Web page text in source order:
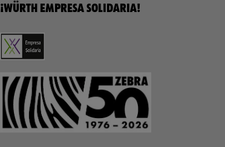
¡WÜRTH EMPRESA SOLIDARIA!